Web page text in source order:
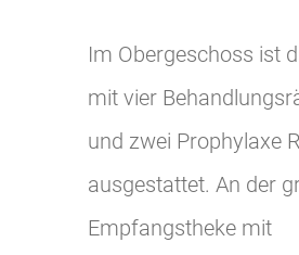
Im Obergeschoss ist
mit vier
und zwei Prophylaxe
ausgestattet. An der
Empfangstheke mit